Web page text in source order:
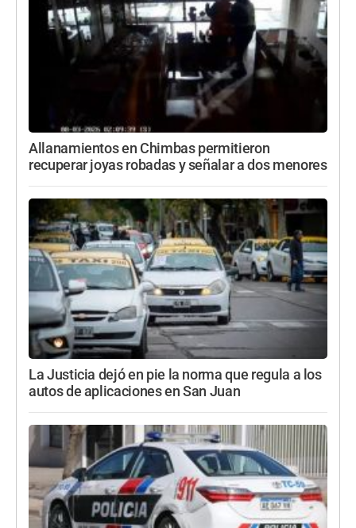
Allanamientos en Chimbas permitieron
recuperar joyas robadas y señalar a dos menores
La Justicia dejó en pie la norma que regula a los
autos de aplicaciones en San Juan